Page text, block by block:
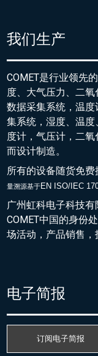
我们生产
COMET是行业领先
度、大气压力、二氧
数据采集系统，温
集系统，湿度、温
度计，气压计，二
而设计制造。
所有的设备随货免
量溯源基于EN ISO/IEC
广州虹科电子科技
COMET中国的身份
场活动，产品销售，
电子简报
订阅电子简报